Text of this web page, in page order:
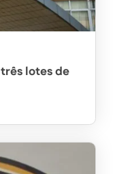
lotes de